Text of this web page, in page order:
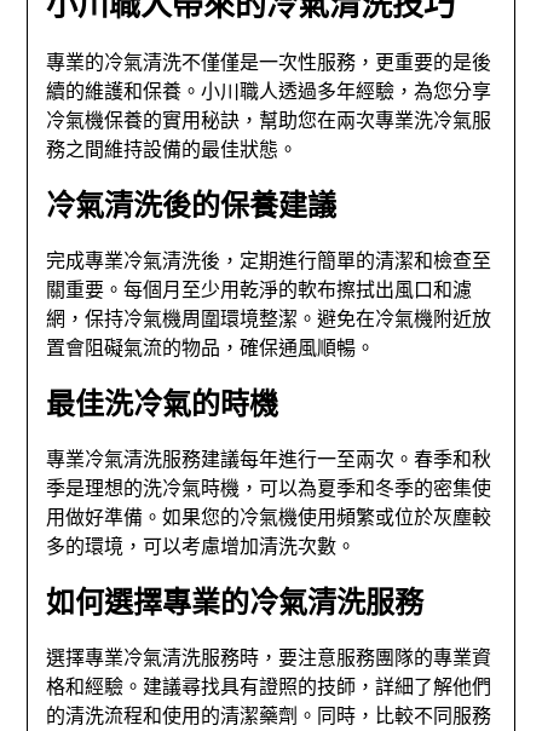
專業的冷氣清洗不僅僅是一次性服務，更重要的是後
續的維護和保養。小川職人透過多年經驗，為您分享
冷氣機保養的實用秘訣，幫助您在兩次專業洗冷氣服
務之間維持設備的最佳狀態。
冷氣清洗後的保養建議
完成專業冷氣清洗後，定期進行簡單的清潔和檢查至
關重要。每個月至少用乾淨的軟布擦拭出風口和濾
網，保持冷氣機周圍環境整潔。避免在冷氣機附近放
置會阻礙氣流的物品，確保通風順暢。
最佳洗冷氣的時機
專業冷氣清洗服務建議每年進行一至兩次。春季和秋
季是理想的洗冷氣時機，可以為夏季和冬季的密集使
用做好準備。如果您的冷氣機使用頻繁或位於灰塵較
多的環境，可以考慮增加清洗次數。
如何選擇專業的冷氣清洗服務
選擇專業冷氣清洗服務時，要注意服務團隊的專業資
格和經驗。建議尋找具有證照的技師，詳細了解他們
的清洗流程和使用的清潔藥劑。同時，比較不同服務